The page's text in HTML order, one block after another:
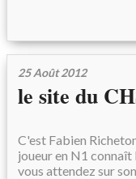
25 Août 2012
le site du
C'est Fabien
joueur en N1 connaît
vous attendez sur